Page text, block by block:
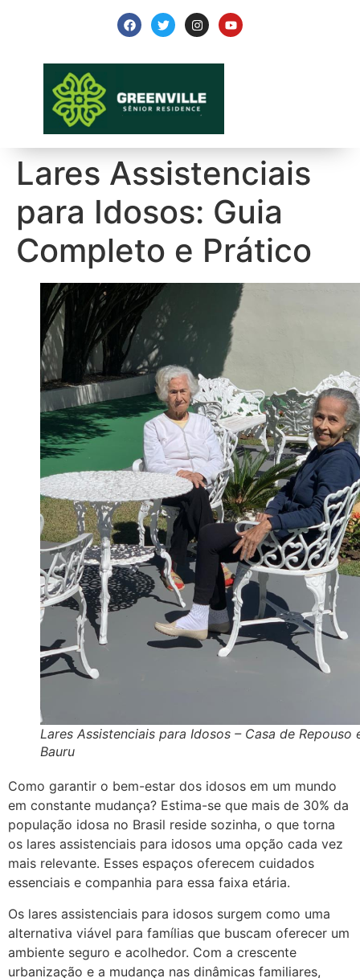
Lares Assistenciais
para Idosos: Guia
Completo e Prático
Lares Assistenciais para Idosos – Casa de Repouso
Bauru
Como garantir o bem-estar dos idosos em um mundo
em constante mudança? Estima-se que mais de 30% da
população idosa no Brasil reside sozinha, o que torna
os lares assistenciais para idosos uma opção cada vez
mais relevante. Esses espaços oferecem cuidados
essenciais e companhia para essa faixa etária.
Os lares assistenciais para idosos surgem como uma
alternativa viável para famílias que buscam oferecer um
ambiente seguro e acolhedor. Com a crescente
urbanização e a mudança nas dinâmicas familiares,